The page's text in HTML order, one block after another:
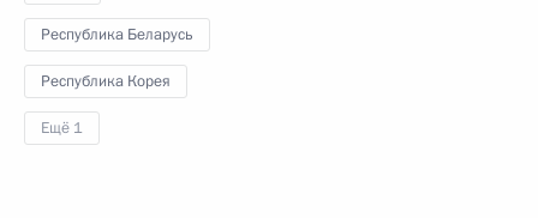
Республика Беларусь
Республика Корея
Ещё 1